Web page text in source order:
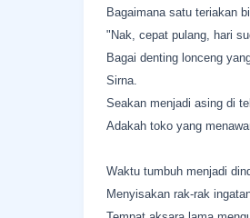
Bagaimana satu teriakan
"Nak, cepat pulang, hari
Bagai denting lonceng
Sirna.
Seakan menjadi asing di
Adakah toko yang
Waktu tumbuh menjadi
Menyisakan rak-rak